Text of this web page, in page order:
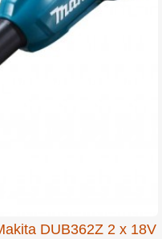
DUB362Z 2 x 18V